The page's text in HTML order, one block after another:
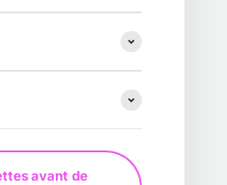
avant de